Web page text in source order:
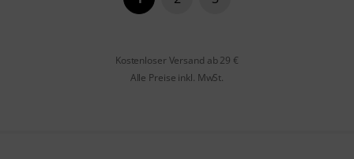
Kostenloser Versand ab 29 €
Alle Preise inkl. MwSt.